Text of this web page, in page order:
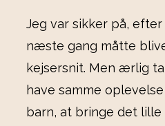
Jeg var sikker på,
næste gang måtte
kejsersnit. Men ærlig
have samme
barn, at bringe det